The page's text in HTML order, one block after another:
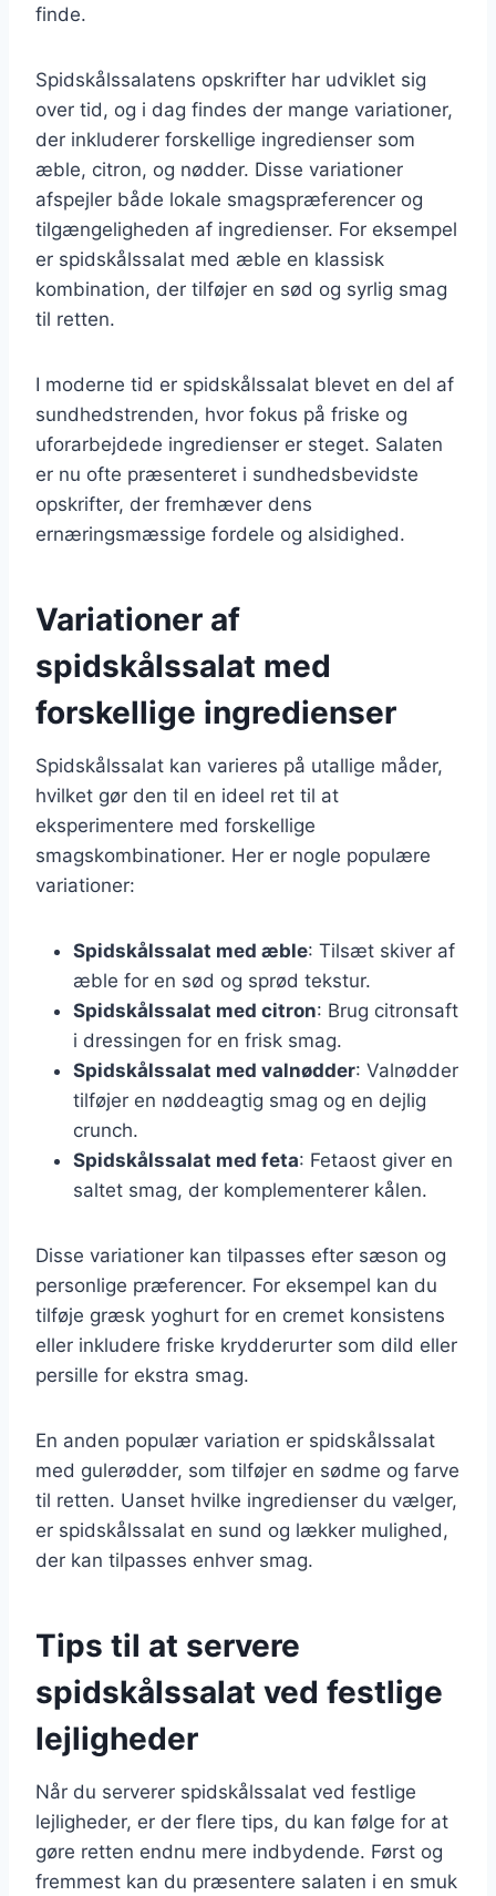
finde.
Spidskålssalatens opskrifter har udviklet sig
over tid, og i dag findes der mange variationer,
der inkluderer forskellige ingredienser som
æble, citron, og nødder. Disse variationer
afspejler både lokale smagspræferencer og
tilgængeligheden af ingredienser. For eksempel
er spidskålssalat med æble en klassisk
kombination, der tilføjer en sød og syrlig smag
til retten.
I moderne tid er spidskålssalat blevet en del af
sundhedstrenden, hvor fokus på friske og
uforarbejdede ingredienser er steget. Salaten
er nu ofte præsenteret i sundhedsbevidste
opskrifter, der fremhæver dens
ernæringsmæssige fordele og alsidighed.
Variationer af
spidskålssalat med
forskellige ingredienser
Spidskålssalat kan varieres på utallige måder,
hvilket gør den til en ideel ret til at
eksperimentere med forskellige
smagskombinationer. Her er nogle populære
variationer:
Spidskålssalat med æble: Tilsæt skiver af
æble for en sød og sprød tekstur.
Spidskålssalat med citron: Brug citronsaft
i dressingen for en frisk smag.
Spidskålssalat med valnødder: Valnødder
tilføjer en nøddeagtig smag og en dejlig
crunch.
Spidskålssalat med feta: Fetaost giver en
saltet smag, der komplementerer kålen.
Disse variationer kan tilpasses efter sæson og
personlige præferencer. For eksempel kan du
tilføje græsk yoghurt for en cremet konsistens
eller inkludere friske krydderurter som dild eller
persille for ekstra smag.
En anden populær variation er spidskålssalat
med gulerødder, som tilføjer en sødme og farve
til retten. Uanset hvilke ingredienser du vælger,
er spidskålssalat en sund og lækker mulighed,
der kan tilpasses enhver smag.
Tips til at servere
spidskålssalat ved festlige
lejligheder
Når du serverer spidskålssalat ved festlige
lejligheder, er der flere tips, du kan følge for at
gøre retten endnu mere indbydende. Først og
fremmest kan du præsentere salaten i en smuk